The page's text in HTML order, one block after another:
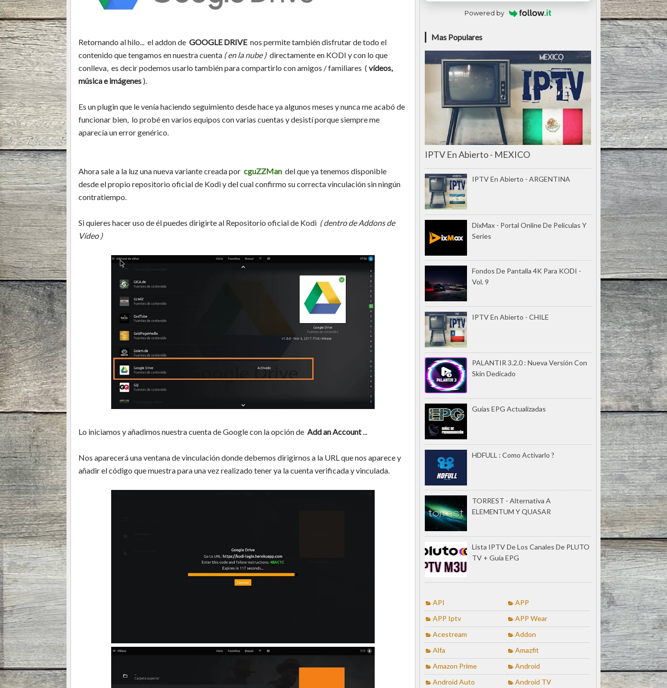
Retornando al hilo... el addon de GOOGLE DRIVEnos permite también disfrutar de todo el
contenido que tengamos en nuestra cuenta ( en la nube )directamente en KODI y con lo que
conlleva, es decir podemos usarlo también para compartirlo con amigos / familiares ( vídeos,
música e imágenes ).
Es un plugin que le venía haciendo seguimiento desde hace ya algunos meses y nunca me acabó de
funcionar bien, lo probé en varios equipos con varias cuentas y desistí porque siempre me
aparecía un error genérico.
Ahora sale a la luz una nueva variante creada por cguZZMan del que ya tenemos disponible
desde el propio repositorio oficial de Kodi y del cual confirmo su correcta vinculación sin ningún
contratiempo.
Si quieres hacer uso de él puedes dirigirte al Repositorio oficial de Kodi ( dentro de Addons de
Vídeo )
Lo iniciamos y añadimos nuestra cuenta de Google con la opción de Add an Account...
Nos aparecerá una ventana de vinculación donde debemos dirigirnos a la URL que nos aparece y
añadir el código que muestra para una vez realizado tener ya la cuenta verificada y vinculada.
Powered by
Mas Populares
IPTV En Abierto - MEXICO
IPTV En Abierto - ARGENTINA
DixMax - Portal Online De Películas Y
Series
Fondos De Pantalla 4K Para KODI -
Vol. 9
IPTV En Abierto - CHILE
PALANTIR 3.2.0 : Nueva Versión Con
Skin Dedicado
Guías EPG Actualizadas
HDFULL : Como Activarlo ?
TORREST - Alternativa A
ELEMENTUM Y QUASAR
Lista IPTV De Los Canales De PLUTO
TV + Guía EPG
API
APP
APP Iptv
APP Wear
Acestream
Addon
Alfa
Amazfit
Amazon Prime
Android
Android Auto
Android TV